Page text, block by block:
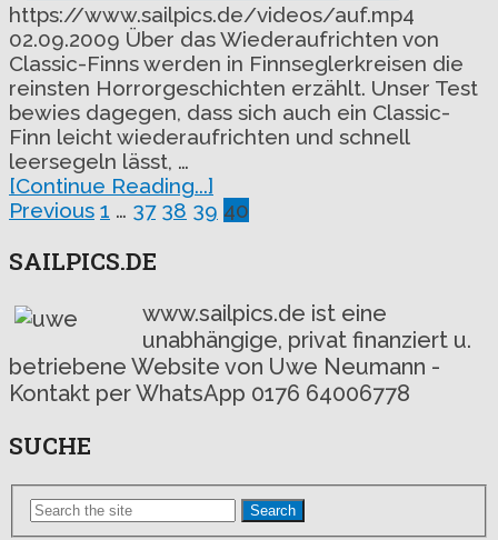
https://www.sailpics.de/videos/auf.mp4
02.09.2009 Über das Wiederaufrichten von
Classic-Finns werden in Finnseglerkreisen die
reinsten Horrorgeschichten erzählt. Unser Test
bewies dagegen, dass sich auch ein Classic-
Finn leicht wiederaufrichten und schnell
leersegeln lässt, …
[Continue Reading...]
Seitennummerierung
der
Previous 1 … 37 38 39 40
SAILPICS.DE
www.sailpics.de ist eine
unabhängige, privat finanziert u.
betriebene Website von Uwe Neumann -
Kontakt per WhatsApp 0176 64006778
SUCHE
Search